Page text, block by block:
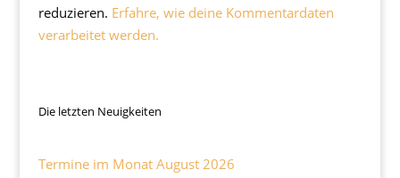
reduzieren. Erfahre, wie deine Kommentardaten
verarbeitet werden.
Die letzten Neuigkeiten
Termine im Monat August 2026